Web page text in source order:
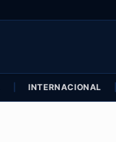
INTERNACIONAL